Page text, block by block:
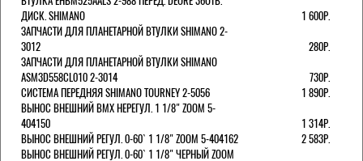
ДИСК. SHIMANO
1 600Р.
ЗАПЧАСТИ ДЛЯ ПЛАНЕТАРНОЙ ВТУЛКИ SHIMANO 2-
3012
280Р.
ЗАПЧАСТИ ДЛЯ ПЛАНЕТАРНОЙ ВТУЛКИ SHIMANO
ASM3D558CL010 2-3014
730Р.
СИСТЕМА ПЕРЕДНЯЯ SHIMANO TOURNEY 2-5056
1 890Р.
ВЫНОС ВНЕШНИЙ BMX НЕРЕГУЛ. 1 1/8" ZOOM 5-
404150
1 314Р.
ВЫНОС ВНЕШНИЙ РЕГУЛ. 0-60` 1 1/8" ZOOM 5-404162
2 583Р.
ВЫНОС ВНЕШНИЙ РЕГУЛ. 0-60` 1 1/8" ЧЕРНЫЙ ZOOM